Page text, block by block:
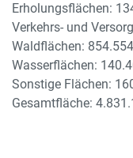
Erholungsflächen:
Verkehrs- und
Waldflächen: 854.554
Wasserflächen:
Sonstige Flächen:
Gesamtfläche: